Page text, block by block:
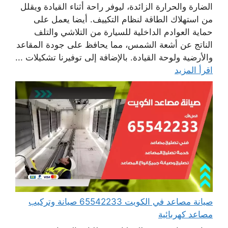
الضارة والحرارة الزائدة، ليوفر راحة أثناء القيادة ويقلل
من استهلاك الطاقة لنظام التكييف. أيضا يعمل على
حماية العوادم الداخلية للسيارة من التلاشي والتلف
الناتج عن أشعة الشمس، مما يحافظ على جودة المقاعد
والأرضية ولوحة القيادة. بالإضافة إلى توفيرنا تشكيلات ...
اقرأ المزيد
صيانة مصاعد في الكويت 65542233 صيانة وتركيب
مصاعد كهربائية